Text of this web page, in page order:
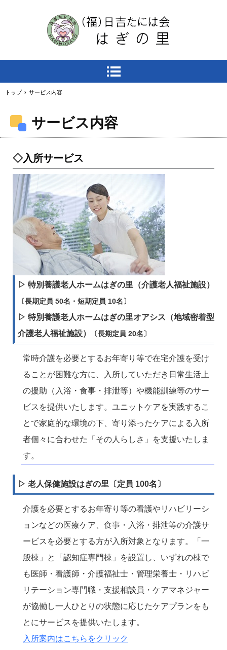
トップ › サービス内容
サービス内容
◇入所サービス
▷ 特別養護老人ホームはぎの里（介護老人福祉施設）
〔長期定員 50名・短期定員 10名〕
▷ 特別養護老人ホームはぎの里オアシス（地域密着型
介護老人福祉施設）
〔長期定員 20名〕
常時介護を必要とするお年寄り等で在宅介護を受け
ることが困難な方に、入所していただき日常生活上
の援助（入浴・食事・排泄等）や機能訓練等のサー
ビスを提供いたします。ユニットケアを実践するこ
とで家庭的な環境の下、寄り添ったケアによる入所
者個々に合わせた「その人らしさ」を支援いたしま
す。
▷ 老人保健施設はぎの里〔定員 100名〕
介護を必要とするお年寄り等の看護やリハビリーシ
ョンなどの医療ケア、食事・入浴・排泄等の介護サ
ービスを必要とする方が入所対象となります。「一
般棟」と「認知症専門棟」を設置し、いずれの棟で
も医師・看護師・介護福祉士・管理栄養士・リハビ
リテーション専門職・支援相談員・ケアマネジャー
が協働し一人ひとりの状態に応じたケアプランをも
とにサービスを提供いたします。
入所案内はこちらをクリック